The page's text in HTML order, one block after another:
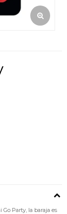
Party, la baraja es